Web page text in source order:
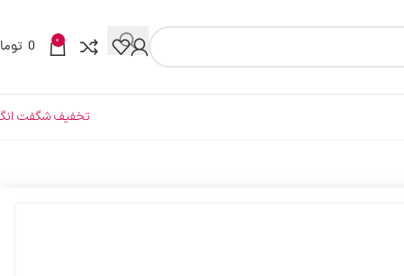
0
0
تخفیف شگفت